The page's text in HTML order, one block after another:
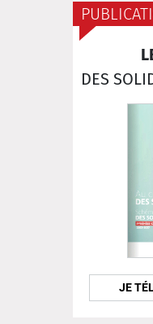
DES
JE